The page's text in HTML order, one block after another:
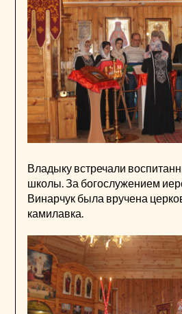
Владыку встречали
школы. За богослужением
Винарчук была вручена
камилавка.